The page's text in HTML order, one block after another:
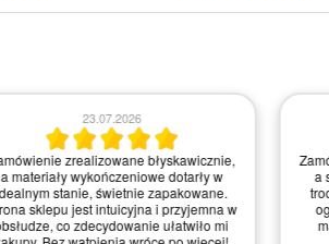
błyskawicznie,
wykończeniowe dotarły w
świetnie zapakowane.
jest intuicyjna i przyjemna w
zdecydowanie ułatwiło mi
Zamówienie
a strona
trochę
ogólnie
materiałów